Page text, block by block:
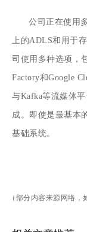
公司正在使用
上的ADLS和用于
司使用多种选项，
Factory和Google
与Kafka等流媒体
成。即使是最基本
基础系统。
（部分内容来源网络，